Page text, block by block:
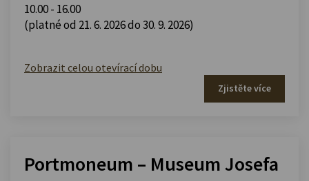
10.00 - 16.00
(platné od 21. 6. 2026 do 30. 9. 2026)
Zobrazit celou otevírací dobu
Zjistěte více
Portmoneum – Museum Josefa